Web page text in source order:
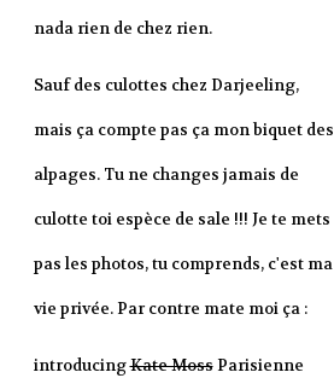
nada rien de chez rien.
Sauf des culottes chez Darjeeling,
mais ça compte pas ça mon biquet des
alpages. Tu ne changes jamais de
culotte toi espèce de sale !!! Je te mets
pas les photos, tu comprends, c'est ma
vie privée. Par contre mate moi ça :
introducingKate MossParisienne